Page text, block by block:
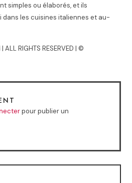
simples ou élaborés, et ils
dans les cuisines italiennes et au-
ALL RIGHTS RESERVED | ©
pour publier un